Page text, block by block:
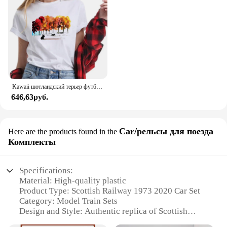
Kawaii шотландский терьер футболки для женщин harajuku футболка с мультяшным животным принтом женские летние милые топы футболка для любителей собак
646,63руб.
Here are the products found in the Car/рельсы для поезда
Комплекты
Specifications:
Material: High-quality plastic
Product Type: Scottish Railway 1973 2020 Car Set
Category: Model Train Sets
Design and Style: Authentic replica of Scottish